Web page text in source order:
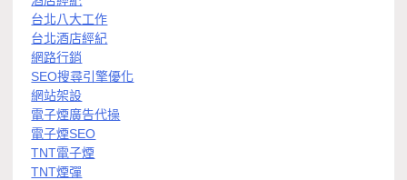
台北八大工作
台北酒店經紀
網路行銷
SEO搜尋引擎優化
網站架設
電子煙廣告代操
電子煙SEO
TNT電子煙
TNT煙彈